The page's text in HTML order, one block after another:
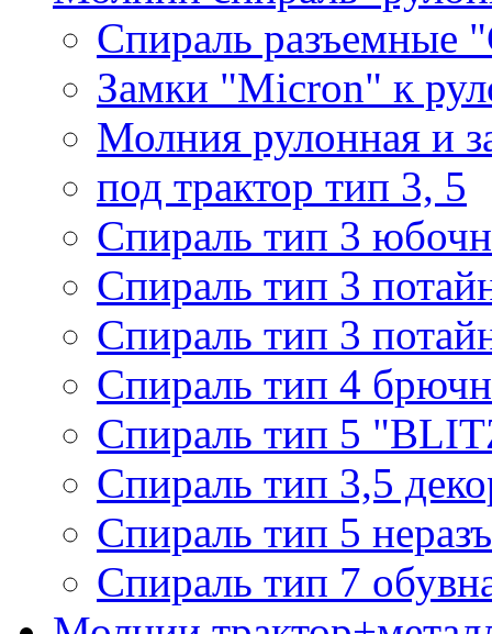
Спираль разъемные
Замки "Micron" к
Молния рулонная и
под трактор тип 3, 5
Спираль тип 3
Спираль тип 3
Спираль тип 3
Спираль тип 4
Спираль тип 5
Спираль тип 3,5
Спираль тип 5
Спираль тип 7